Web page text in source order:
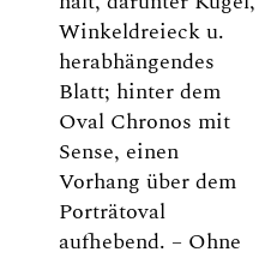
Winkeldreieck u.
herabhängendes
Blatt; hinter dem
Oval Chronos mit
Sense, einen
Vorhang über dem
Porträtoval
aufhebend. – Ohne